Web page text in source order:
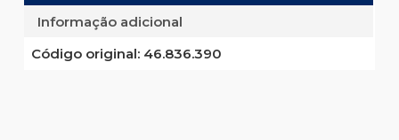
Informação adicional
Código original:46.836.390